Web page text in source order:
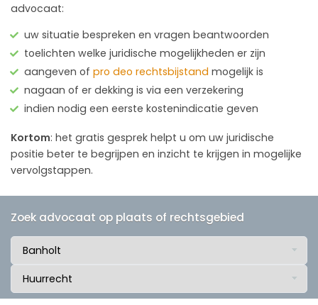
advocaat:
uw situatie bespreken en vragen beantwoorden
toelichten welke juridische mogelijkheden er zijn
aangeven of pro deo rechtsbijstand mogelijk is
nagaan of er dekking is via een verzekering
indien nodig een eerste kostenindicatie geven
Kortom: het gratis gesprek helpt u om uw juridische
positie beter te begrijpen en inzicht te krijgen in mogelijke
vervolgstappen.
Zoek advocaat op plaats of rechtsgebied